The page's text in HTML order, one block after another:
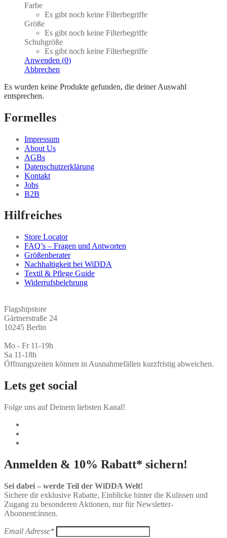
Farbe
Es gibt noch keine Filterbegriffe
Größe
Es gibt noch keine Filterbegriffe
Schuhgröße
Es gibt noch keine Filterbegriffe
Anwenden (0)
Abbrechen
Es wurden keine Produkte gefunden, die deiner Auswahl
entsprechen.
Formelles
Impressum
About Us
AGBs
Datenschutzerklärung
Kontakt
Jobs
B2B
Hilfreiches
Store Locator
FAQ’s – Fragen und Antworten
Größenberater
Nachhaltigkeit bei WiDDA
Textil & Pflege Guide
Widerrufsbelehrung
Flagshipstore
Gärtnerstraße 24
10245 Berlin
Mo - Fr 11-19h
Sa 11-18h
Öffnungszeiten können in Ausnahmefällen kurzfristig abweichen.
Lets get social
Folge uns auf Deinem liebsten Kanal!
Anmelden & 10% Rabatt* sichern!
Sei dabei – werde Teil der WiDDA Welt!
Sichere dir exklusive Rabatte, Einblicke hinter die Kulissen und
Zugang zu besonderen Aktionen, nur für Newsletter-
Abonnent:innen.
Email Adresse*